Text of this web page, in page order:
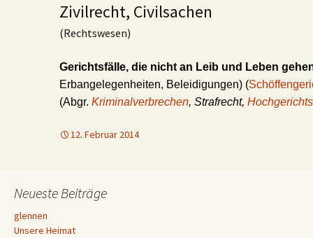
Zivilrecht, Civilsachen
(Rechtswesen)
Gerichtsfälle, die nicht an Leib und Leben
Erbangelegenheiten, Beleidigungen) (
(Abgr. Kriminalverbrechen, Strafrecht,
12. Februar 2014
Neueste Beiträge
glennen
Unsere Heimat